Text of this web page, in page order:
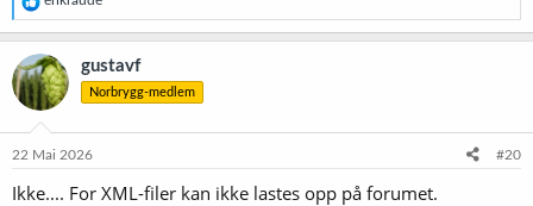
e
a
k
s
j
o
e
:
gustavf
Norbrygg-medlem
22 Mai 2026 #20
Ikke.... For XML-filer kan ikke lastes opp på forumet.